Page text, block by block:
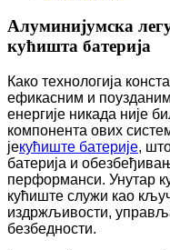
Алуминијумска
кућишта батерија
Како технологија
ефикасним и
енергије никада није
компонента ових
јекућиште батерије,
батерија и
перформанси. Унутар
кућиште служи као
издржљивости,
безбедности.